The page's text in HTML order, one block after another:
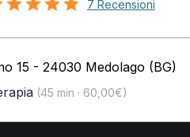
7 Recensioni
15 - 24030 Medolago (BG)
(45 min · 60,00€)